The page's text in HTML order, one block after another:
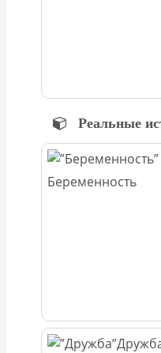
Реальные
Беременность